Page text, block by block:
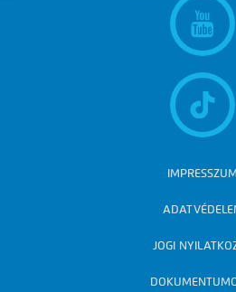
IMPRESSZUM
JOGI